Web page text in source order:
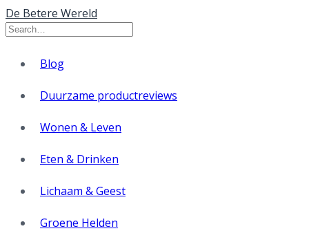
De Betere Wereld
Blog
Duurzame productreviews
Wonen & Leven
Eten & Drinken
Lichaam & Geest
Groene Helden